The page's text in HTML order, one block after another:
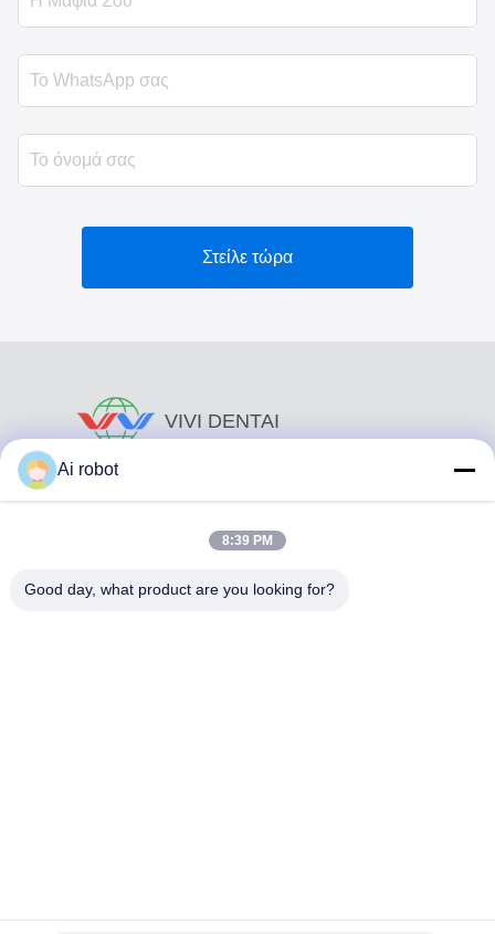
Στείλε τώρα
VIVI DENTAI
Ai robot
8:39 PM
Good day, what product are you looking for?